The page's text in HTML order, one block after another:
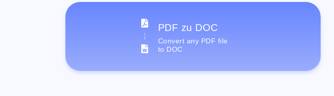
PDF zu DOC
Convert any PDF file
to DOC